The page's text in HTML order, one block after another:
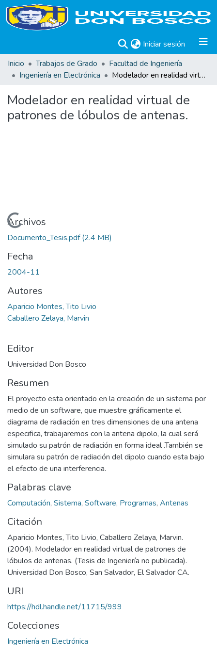
Iniciar sesión (current)
Inicio
Trabajos de Grado
Facultad de Ingeniería
Ingeniería en Electrónica
Modelador en realidad virtual de patrones de lóbulos de antenas.
Modelador en realidad virtual de
patrones de lóbulos de antenas.
Cargando...
Archivos
Documento_Tesis.pdf(2.4 MB)
Fecha
2004-11
Autores
Aparicio Montes, Tito Livio
Caballero Zelaya, Marvin
Editor
Universidad Don Bosco
Resumen
El proyecto esta orientado en la creación de un sistema por
medio de un software, que muestre gráficamente el
diagrama de radiación en tres dimensiones de una antena
especifica, trabajaremos con la antena dipolo, la cual será
simulado su patrón de radiación en forma ideal .También se
simulara su patrón de radiación del dipolo cuando esta bajo
el efecto de una interferencia.
Palabras clave
Computación, Sistema, Software, Programas, Antenas
Citación
Aparicio Montes, Tito Livio, Caballero Zelaya, Marvin.
(2004). Modelador en realidad virtual de patrones de
lóbulos de antenas. (Tesis de Ingeniería no publicada).
Universidad Don Bosco, San Salvador, El Salvador CA.
URI
https://hdl.handle.net/11715/999
Colecciones
Ingeniería en Electrónica